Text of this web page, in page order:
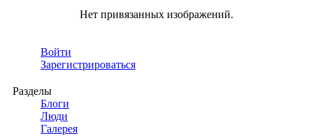
Нет привязанных изображений.
Войти
Зарегистрироваться
Разделы
Блоги
Люди
Галерея